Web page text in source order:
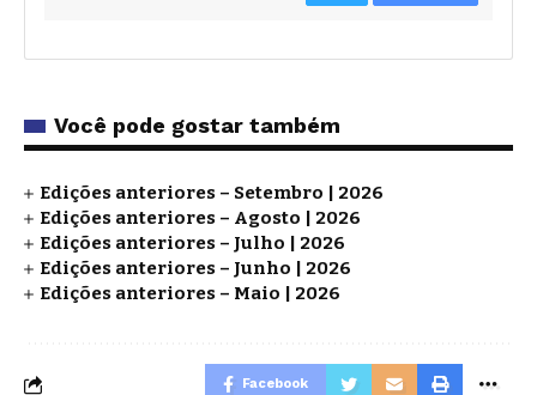
Você pode gostar também
Edições anteriores – Setembro | 2026
Edições anteriores – Agosto | 2026
Edições anteriores – Julho | 2026
Edições anteriores – Junho | 2026
Edições anteriores – Maio | 2026
Facebook